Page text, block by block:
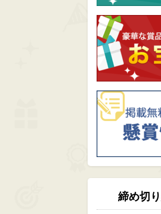
締め切